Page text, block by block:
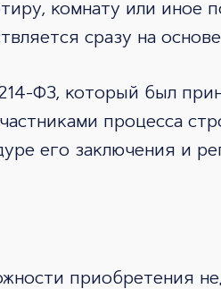
комнату или иное
сразу на
ФЗ, который был
процесса
его заключения и
приобретения